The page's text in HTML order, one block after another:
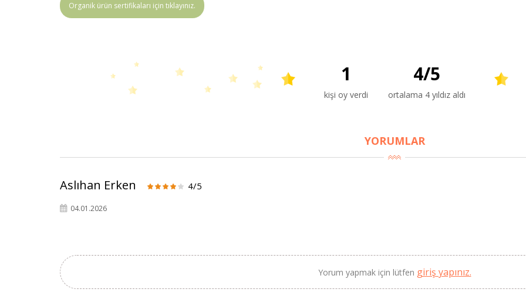
Organik ürün sertifikaları için tıklayınız.
1
kişi oy verdi
4/5
ortalama 4 yıldız aldı
YORUMLAR
Aslıhan Erken 4/5
04.01.2026
Yorum yapmak için lütfen giriş yapınız.
Yeni Hasat, Güney Ege, 5
Litre) - AtcaNova
SEPETE EKLE